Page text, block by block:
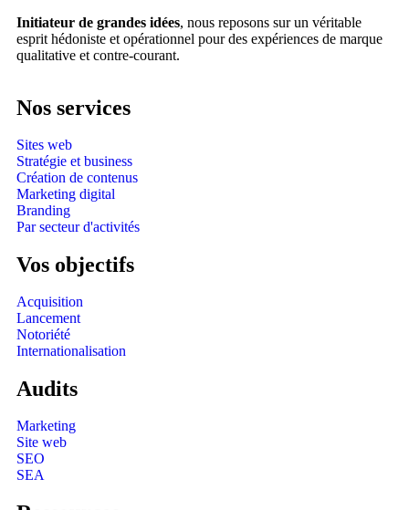
Initiateur de grandes idées, nous reposons sur un véritable
esprit hédoniste et opérationnel pour des expériences de marque
qualitative et contre-courant.
Nos services
Sites web
Stratégie et business
Création de contenus
Marketing digital
Branding
Par secteur d'activités
Vos objectifs
Acquisition
Lancement
Notoriété
Internationalisation
Audits
Marketing
Site web
SEO
SEA